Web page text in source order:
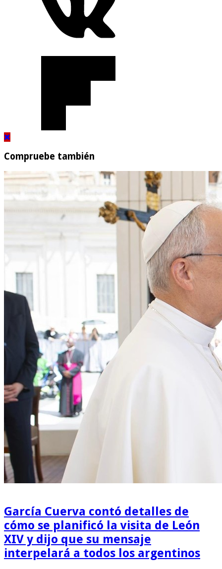
Compruebe también
García Cuerva contó detalles de
cómo se planificó la visita de León
XIV y dijo que su mensaje
interpelará a todos los argentinos